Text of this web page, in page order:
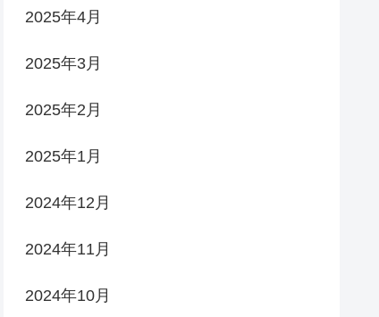
2025年4月
2025年3月
2025年2月
2025年1月
2024年12月
2024年11月
2024年10月